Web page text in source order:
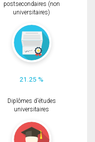
postsecondaires (non
universitaires)
21.25 %
Diplômes d'études
universitaires